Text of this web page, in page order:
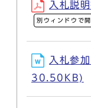
入札説
別ウィンドウで開
入札参
30.50KB)